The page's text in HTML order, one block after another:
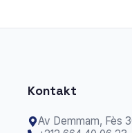
Kontakt
Av Demmam, Fès